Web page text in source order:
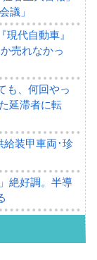
議」
現代自動車』
売れなかっ
も、何回やっ
延滞者に転
給装甲車両･珍
絶好調。半導